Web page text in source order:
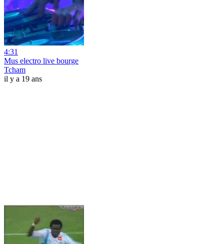
4:31
Mus electro live bourge
Tcham
il y a 19 ans